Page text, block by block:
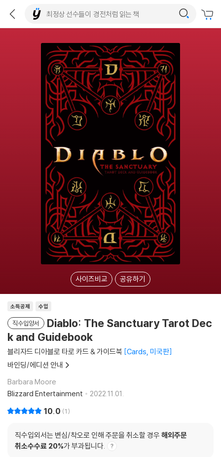
사이즈비교 공유하기
소득공제 수입
직수입양서
Diablo: The Sanctuary Tarot Dec
k and Guidebook
블리자드 디아블로 타로 카드 & 가이드북 Cards, 미국판
바인딩/에디션 안내
Barbara Moore
Blizzard Entertainment
2022.11.01.
10.0 1
직수입외서는 변심/착오로 인해 주문을 취소할 경우 해외주문
취소수수료 20%가 부과됩니다.